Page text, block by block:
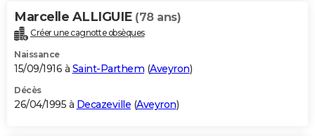
Marcelle ALLIGUIE (78 ans)
Créer une cagnotte obsèques
Naissance
15/09/1916 à Saint-Parthem (Aveyron)
Décès
26/04/1995 à Decazeville (Aveyron)